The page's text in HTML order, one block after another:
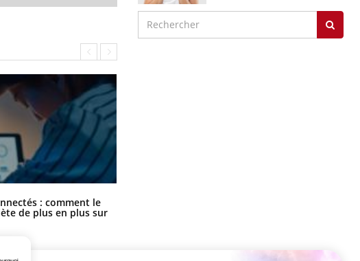
: comment le
de plus en plus sur